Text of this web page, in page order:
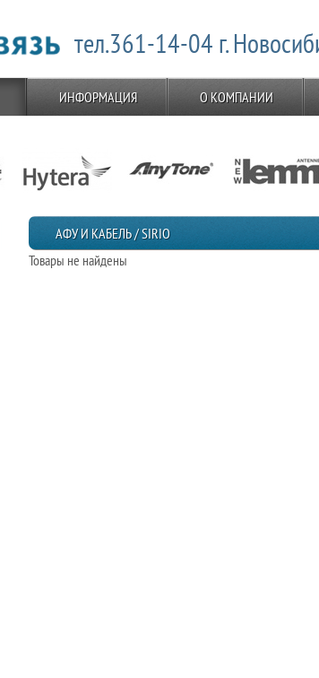
тел.361-14-04 г.
ИНФОРМАЦИЯ О КОМПАНИИ
АФУ И КАБЕЛЬ / SIRIO
Товары не найдены